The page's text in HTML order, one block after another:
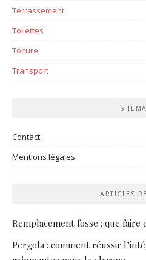
Terrassement
Toilettes
Toiture
Transport
Contact
Mentions légales
ARTICLES
Remplacement fosse : que faire
Pergola : comment réussir